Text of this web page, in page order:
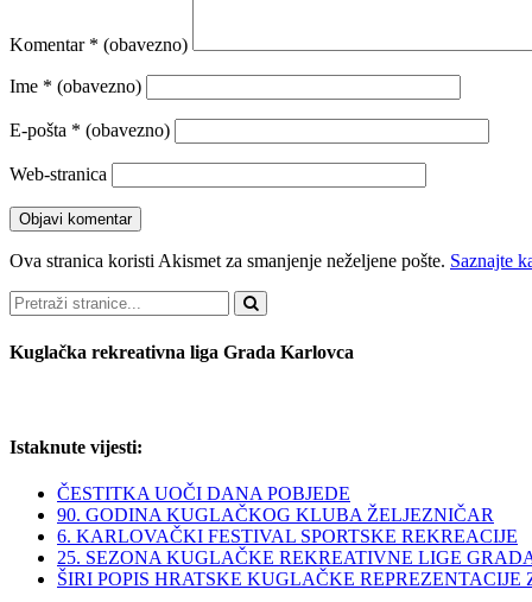
Komentar * (obavezno)
Ime * (obavezno)
E-pošta * (obavezno)
Web-stranica
Ova stranica koristi Akismet za smanjenje neželjene pošte. Saznajte
Pretraži
Kuglačka rekreativna liga Grada Karlovca
Istaknute vijesti:
ČESTITKA UOČI DANA POBJEDE
90. GODINA KUGLAČKOG KLUBA ŽELJEZNIČAR
6. KARLOVAČKI FESTIVAL SPORTSKE REKREACIJE
25. SEZONA KUGLAČKE REKREATIVNE LIGE
ŠIRI POPIS HRATSKE KUGLAČKE REPREZENTACIJE